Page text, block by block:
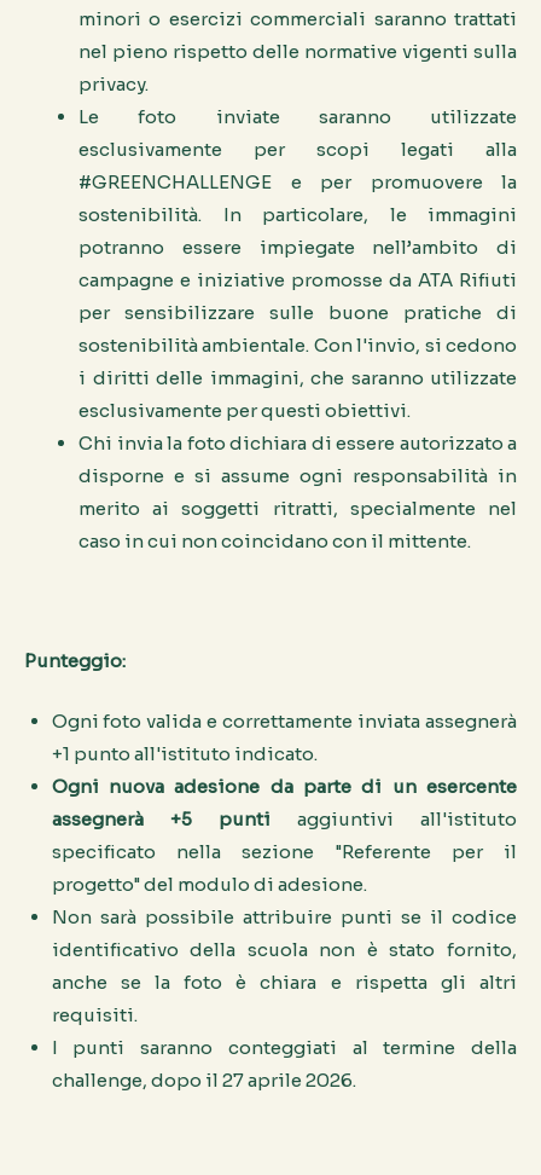
minori o esercizi commerciali saranno trattati
nel pieno rispetto delle normative vigenti sulla
privacy.
Le foto inviate saranno utilizzate
esclusivamente per scopi legati alla
#GREENCHALLENGE e per promuovere la
sostenibilità. In particolare, le immagini
potranno essere impiegate nell’ambito di
campagne e iniziative promosse da ATA Rifiuti
per sensibilizzare sulle buone pratiche di
sostenibilità ambientale. Con l'invio, si cedono
i diritti delle immagini, che saranno utilizzate
esclusivamente per questi obiettivi.
Chi invia la foto dichiara di essere autorizzato a
disporne e si assume ogni responsabilità in
merito ai soggetti ritratti, specialmente nel
caso in cui non coincidano con il mittente.
Punteggio:
Ogni foto valida e correttamente inviata assegnerà
+1 punto all'istituto indicato.
Ogni nuova adesione da parte di un esercente
assegnerà +5 punti aggiuntivi all'istituto
specificato nella sezione "Referente per il
progetto" del modulo di adesione.
Non sarà possibile attribuire punti se il codice
identificativo della scuola non è stato fornito,
anche se la foto è chiara e rispetta gli altri
requisiti.
I punti saranno conteggiati al termine della
challenge, dopo il 27 aprile 2026.